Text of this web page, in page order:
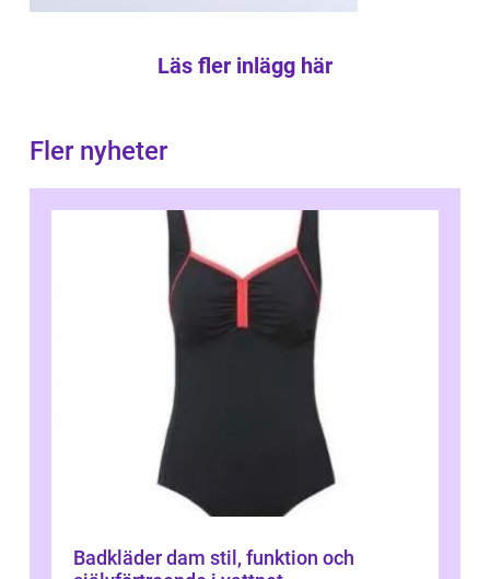
Läs fler inlägg här
Fler nyheter
Badkläder dam stil, funktion och